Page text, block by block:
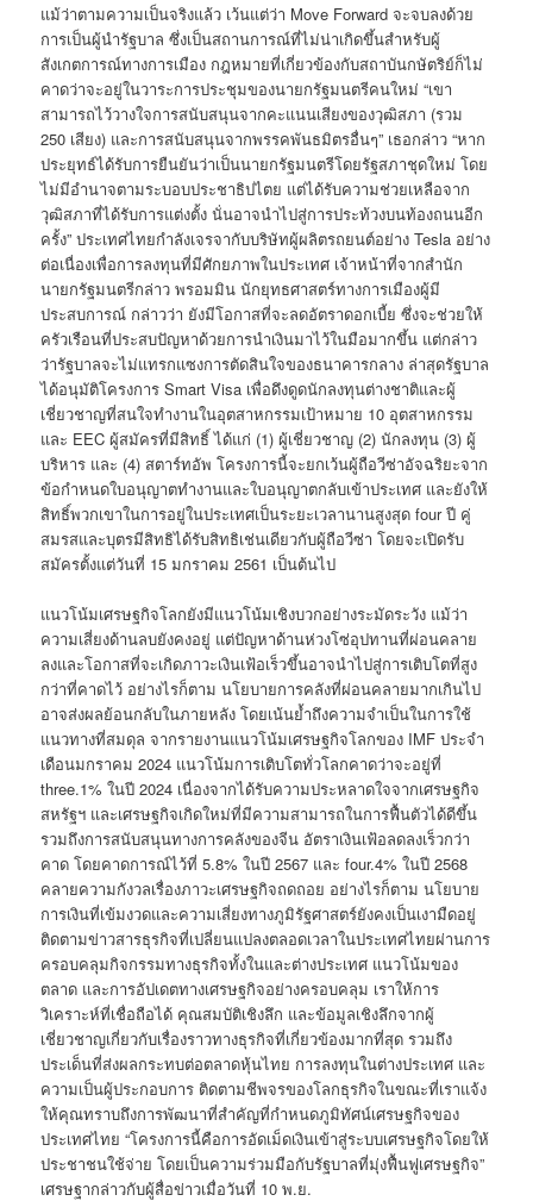
แม้ว่าตามความเป็นจริงแล้ว เว้นแต่ว่า Move Forward จะจบลงด้วย
การเป็นผู้นำรัฐบาล ซึ่งเป็นสถานการณ์ที่ไม่น่าเกิดขึ้นสำหรับผู้
สังเกตการณ์ทางการเมือง กฎหมายที่เกี่ยวข้องกับสถาบันกษัตริย์ก็ไม่
คาดว่าจะอยู่ในวาระการประชุมของนายกรัฐมนตรีคนใหม่ “เขา
สามารถไว้วางใจการสนับสนุนจากคะแนนเสียงของวุฒิสภา (รวม
250 เสียง) และการสนับสนุนจากพรรคพันธมิตรอื่นๆ” เธอกล่าว “หาก
ประยุทธ์ได้รับการยืนยันว่าเป็นนายกรัฐมนตรีโดยรัฐสภาชุดใหม่ โดย
ไม่มีอำนาจตามระบอบประชาธิปไตย แต่ได้รับความช่วยเหลือจาก
วุฒิสภาที่ได้รับการแต่งตั้ง นั่นอาจนำไปสู่การประท้วงบนท้องถนนอีก
ครั้ง” ประเทศไทยกำลังเจรจากับบริษัทผู้ผลิตรถยนต์อย่าง Tesla อย่าง
ต่อเนื่องเพื่อการลงทุนที่มีศักยภาพในประเทศ เจ้าหน้าที่จากสำนัก
นายกรัฐมนตรีกล่าว พรอมมิน นักยุทธศาสตร์ทางการเมืองผู้มี
ประสบการณ์ กล่าวว่า ยังมีโอกาสที่จะลดอัตราดอกเบี้ย ซึ่งจะช่วยให้
ครัวเรือนที่ประสบปัญหาด้วยการนำเงินมาไว้ในมือมากขึ้น แต่กล่าว
ว่ารัฐบาลจะไม่แทรกแซงการตัดสินใจของธนาคารกลาง ล่าสุดรัฐบาล
ได้อนุมัติโครงการ Smart Visa เพื่อดึงดูดนักลงทุนต่างชาติและผู้
เชี่ยวชาญที่สนใจทำงานในอุตสาหกรรมเป้าหมาย 10 อุตสาหกรรม
และ EEC ผู้สมัครที่มีสิทธิ์ ได้แก่ (1) ผู้เชี่ยวชาญ (2) นักลงทุน (3) ผู้
บริหาร และ (4) สตาร์ทอัพ โครงการนี้จะยกเว้นผู้ถือวีซ่าอัจฉริยะจาก
ข้อกำหนดใบอนุญาตทำงานและใบอนุญาตกลับเข้าประเทศ และยังให้
สิทธิ์พวกเขาในการอยู่ในประเทศเป็นระยะเวลานานสูงสุด four ปี คู่
สมรสและบุตรมีสิทธิได้รับสิทธิเช่นเดียวกับผู้ถือวีซ่า โดยจะเปิดรับ
สมัครตั้งแต่วันที่ 15 มกราคม 2561 เป็นต้นไป
แนวโน้มเศรษฐกิจโลกยังมีแนวโน้มเชิงบวกอย่างระมัดระวัง แม้ว่า
ความเสี่ยงด้านลบยังคงอยู่ แต่ปัญหาด้านห่วงโซ่อุปทานที่ผ่อนคลาย
ลงและโอกาสที่จะเกิดภาวะเงินเฟ้อเร็วขึ้นอาจนำไปสู่การเติบโตที่สูง
กว่าที่คาดไว้ อย่างไรก็ตาม นโยบายการคลังที่ผ่อนคลายมากเกินไป
อาจส่งผลย้อนกลับในภายหลัง โดยเน้นย้ำถึงความจำเป็นในการใช้
แนวทางที่สมดุล จากรายงานแนวโน้มเศรษฐกิจโลกของ IMF ประจำ
เดือนมกราคม 2024 แนวโน้มการเติบโตทั่วโลกคาดว่าจะอยู่ที่
three.1% ในปี 2024 เนื่องจากได้รับความประหลาดใจจากเศรษฐกิจ
สหรัฐฯ และเศรษฐกิจเกิดใหม่ที่มีความสามารถในการฟื้นตัวได้ดีขึ้น
รวมถึงการสนับสนุนทางการคลังของจีน อัตราเงินเฟ้อลดลงเร็วกว่า
คาด โดยคาดการณ์ไว้ที่ 5.8% ในปี 2567 และ four.4% ในปี 2568
คลายความกังวลเรื่องภาวะเศรษฐกิจถดถอย อย่างไรก็ตาม นโยบาย
การเงินที่เข้มงวดและความเสี่ยงทางภูมิรัฐศาสตร์ยังคงเป็นเงามืดอยู่
ติดตามข่าวสารธุรกิจที่เปลี่ยนแปลงตลอดเวลาในประเทศไทยผ่านการ
ครอบคลุมกิจกรรมทางธุรกิจทั้งในและต่างประเทศ แนวโน้มของ
ตลาด และการอัปเดตทางเศรษฐกิจอย่างครอบคลุม เราให้การ
วิเคราะห์ที่เชื่อถือได้ คุณสมบัติเชิงลึก และข้อมูลเชิงลึกจากผู้
เชี่ยวชาญเกี่ยวกับเรื่องราวทางธุรกิจที่เกี่ยวข้องมากที่สุด รวมถึง
ประเด็นที่ส่งผลกระทบต่อตลาดหุ้นไทย การลงทุนในต่างประเทศ และ
ความเป็นผู้ประกอบการ ติดตามชีพจรของโลกธุรกิจในขณะที่เราแจ้ง
ให้คุณทราบถึงการพัฒนาที่สำคัญที่กำหนดภูมิทัศน์เศรษฐกิจของ
ประเทศไทย “โครงการนี้คือการอัดเม็ดเงินเข้าสู่ระบบเศรษฐกิจโดยให้
ประชาชนใช้จ่าย โดยเป็นความร่วมมือกับรัฐบาลที่มุ่งฟื้นฟูเศรษฐกิจ”
เศรษฐากล่าวกับผู้สื่อข่าวเมื่อวันที่ 10 พ.ย.